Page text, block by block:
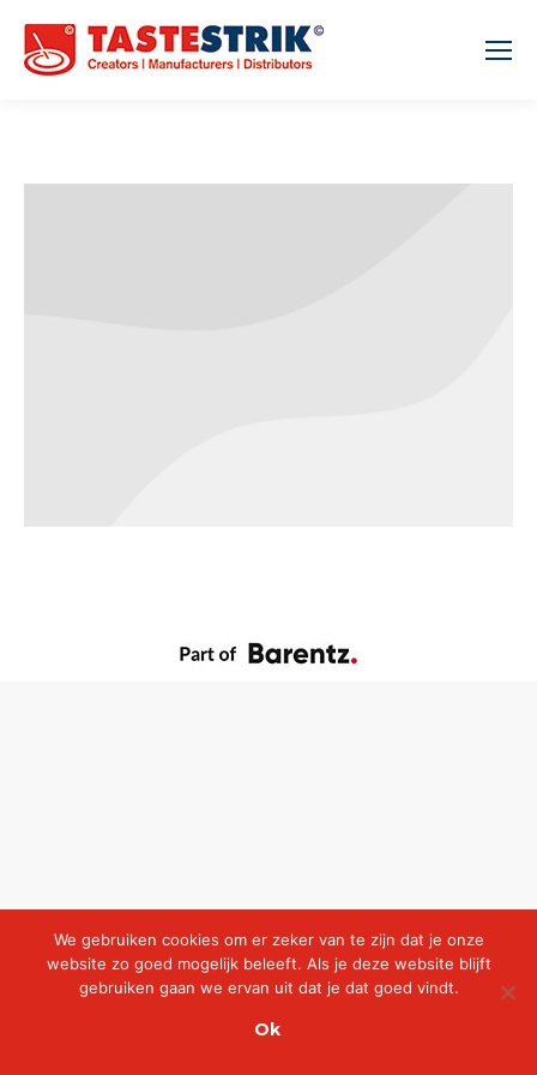
We gebruiken cookies om er zeker van te zijn dat je onze
website zo goed mogelijk beleeft. Als je deze website blijft
gebruiken gaan we ervan uit dat je dat goed vindt.
Ok